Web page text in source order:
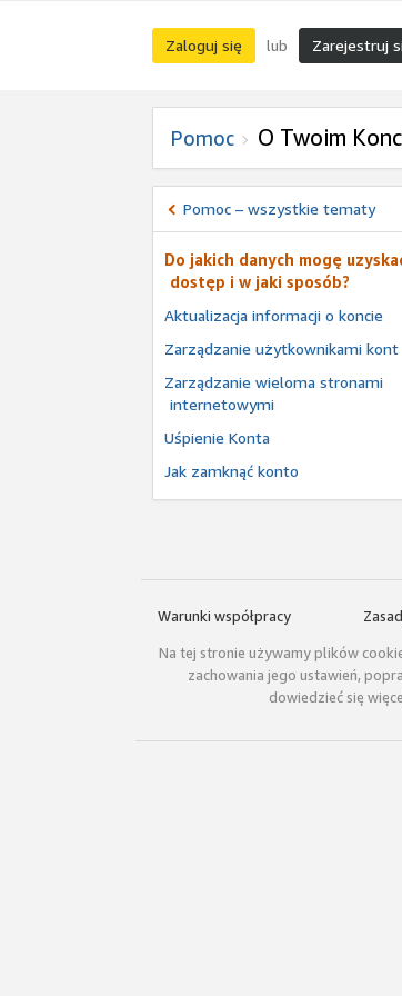
Zaloguj się lub Zarejestruj
Pomoc O Twoim
Pomoc – wszystkie tematy
Do jakich danych mogę
dostęp i w jaki sposób?
Aktualizacja informacji o koncie
Zarządzanie użytkownikami kont
Zarządzanie wieloma stronami
internetowymi
Uśpienie Konta
Jak zamknąć konto
Warunki współpracy
Na tej stronie używamy plików
zachowania jego ustawień,
dowiedzieć się